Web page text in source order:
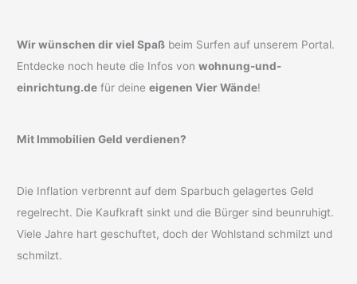
Wir wünschen dir viel Spaß beim Surfen auf unserem Portal.
Entdecke noch heute die Infos vonwohnung-und-
einrichtung.de für deineeigenen Vier Wände!
Mit Immobilien Geld verdienen?
Die Inflation verbrennt auf dem Sparbuch gelagertes Geld
regelrecht. Die Kaufkraft sinkt und die Bürger sind beunruhigt.
Viele Jahre hart geschuftet, doch der Wohlstand schmilzt und
schmilzt.